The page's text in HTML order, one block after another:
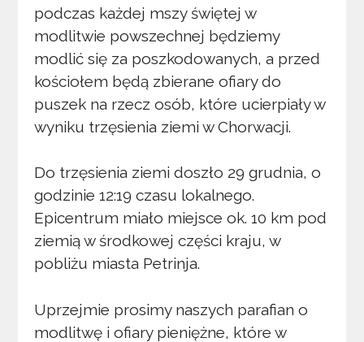
podczas każdej mszy świętej w
modlitwie powszechnej będziemy
modlić się za poszkodowanych, a przed
kościołem będą zbierane ofiary do
puszek na rzecz osób, które ucierpiały w
wyniku trzęsienia ziemi w Chorwacji.
Do trzęsienia ziemi doszło 29 grudnia, o
godzinie 12:19 czasu lokalnego.
Epicentrum miało miejsce ok. 10 km pod
ziemią w środkowej części kraju, w
pobliżu miasta Petrinja.
Uprzejmie prosimy naszych parafian o
modlitwę i ofiary pieniężne, które w